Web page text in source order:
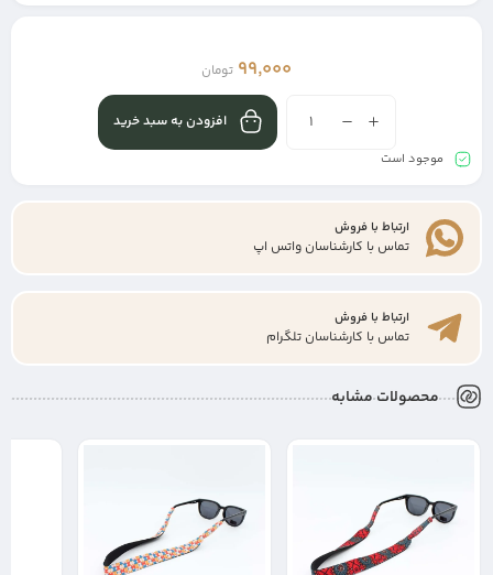
99,000 تومان
افزودن به سبد خرید
موجود است
ارتباط با فروش
تماس با کارشناسان واتس اپ
ارتباط با فروش
تماس با کارشناسان تلگرام
محصولات مشابه